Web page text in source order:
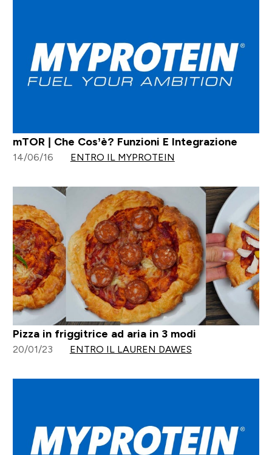
mTOR | Che Cos’è? Funzioni E Integrazione
14/06/16 ENTRO IL MYPROTEIN
Pizza in friggitrice ad aria in 3 modi
20/01/23 ENTRO IL LAUREN DAWES